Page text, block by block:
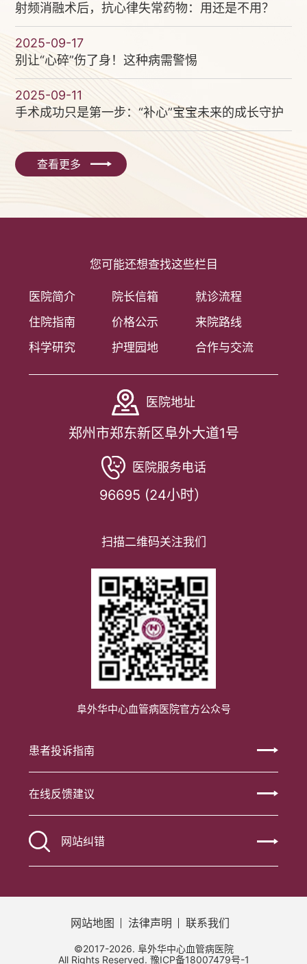
射频消融术后，抗心律失常药物：用还是不用？
2025-09-17
别让“心碎”伤了身！这种病需警惕
2025-09-11
手术成功只是第一步：“补心”宝宝未来的成长守护
查看更多
您可能还想查找这些栏目
医院简介 院长信箱
就诊流程
住院指南
价格公示
来院路线
科学研究
护理园地 合作与交流
医院地址
郑州市郑东新区阜外大道1号
医院服务电话
96695 (24小时）
扫描二维码关注我们
阜外华中心血管病医院官方公众号
患者投诉指南
在线反馈建议
网站纠错
网站地图 法律声明 联系我们
©2017-2026. 阜外华中心血管病医院
All Rights Reserved. 豫ICP备18007479号-1